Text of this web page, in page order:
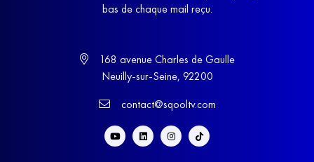
bas de chaque mail reçu.
168 avenue Charles de Gaulle
Neuilly-sur-Seine, 92200
contact@sqooltv.com